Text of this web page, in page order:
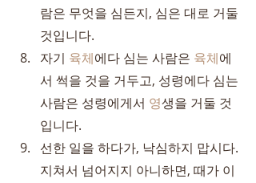
람은 무엇을 심든지, 심은 대로 거둘
것입니다.
자기 육체에다 심는 사람은 육체에
서 썩을 것을 거두고, 성령에다 심는
사람은 성령에게서 영생을 거둘 것
입니다.
선한 일을 하다가, 낙심하지 맙시다.
지쳐서 넘어지지 아니하면, 때가 이